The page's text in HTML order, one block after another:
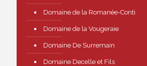
Domaine de la Romanée-Conti
Domaine de la Vougeraie
Domaine De Surremain
Domaine Decelle et Fils